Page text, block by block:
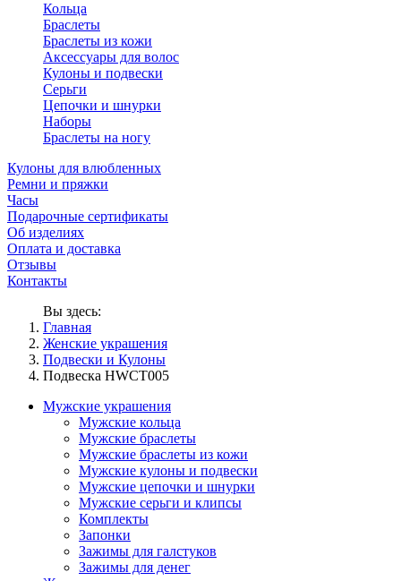
Кольца
Браслеты
Браслеты из кожи
Аксессуары для волос
Кулоны и подвески
Серьги
Цепочки и шнурки
Наборы
Браслеты на ногу
Кулоны для влюбленных
Ремни и пряжки
Часы
Подарочные сертификаты
Об изделиях
Оплата и доставка
Отзывы
Контакты
Вы здесь:
Главная
Женские украшения
Подвески и Кулоны
Подвеска HWCT005
Мужские украшения
Мужские кольца
Мужские браслеты
Мужские браслеты из кожи
Мужские кулоны и подвески
Мужские цепочки и шнурки
Мужские серьги и клипсы
Комплекты
Запонки
Зажимы для галстуков
Зажимы для денег